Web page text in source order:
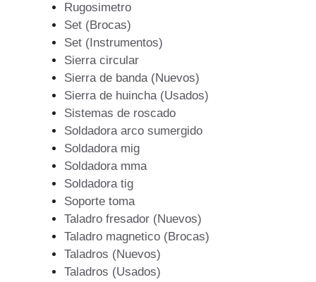
Rugosimetro
Set (Brocas)
Set (Instrumentos)
Sierra circular
Sierra de banda (Nuevos)
Sierra de huincha (Usados)
Sistemas de roscado
Soldadora arco sumergido
Soldadora mig
Soldadora mma
Soldadora tig
Soporte toma
Taladro fresador (Nuevos)
Taladro magnetico (Brocas)
Taladros (Nuevos)
Taladros (Usados)